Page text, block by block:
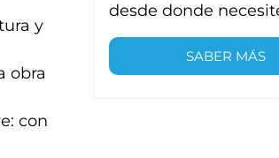
y
obra
con
desde donde
SABER MÁS